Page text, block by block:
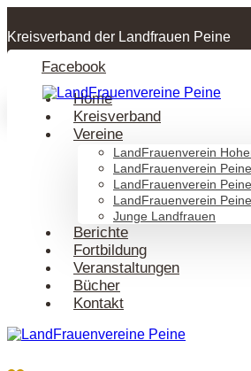
Kreisverband der Landfrauen Peine
Facebook
Home
Kreisverband
Vereine
LandFrauenverein
LandFrauenverein
LandFrauenverein
LandFrauenverein
Junge Landfrauen
Berichte
Fortbildung
Veranstaltungen
Bücher
Kontakt